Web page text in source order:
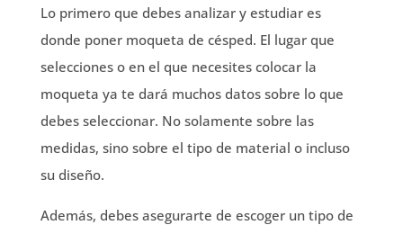
Lo primero que debes analizar y estudiar es
donde poner moqueta de césped. El lugar que
selecciones o en el que necesites colocar la
moqueta ya te dará muchos datos sobre lo que
debes seleccionar. No solamente sobre las
medidas, sino sobre el tipo de material o incluso
su diseño.
Además, debes asegurarte de escoger un tipo de